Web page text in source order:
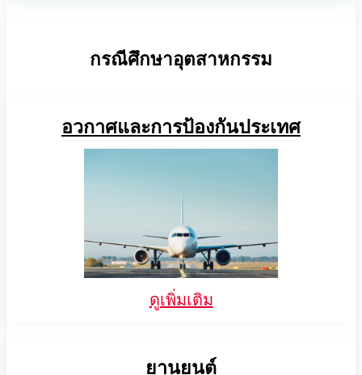
Solmotionหุ่นยนต์นำทางด้วยภาพช่วยให้การตัดขอบ
แผ่นรางด้วย AI เป็นไปอย่างอัตโนมัติ เพิ่มประสิทธิภาพ
META-aivi เปลี่ยนแปลงการตั้งค่าและการตรวจสอบ
ระบบจัดเก็บพลังงาน ด้วยการเพิ่มประสิทธิภาพความ
กระบวนการผลิตยางรถยนต์ด้วยการทำงานร่วมกันอย่าง
การบรรจุสินค้าด้วย AI อัตโนมัติ
กรณีศึกษาอุตสาหกรรม
อวกาศและการป้องกันประเทศ
ดูเพิ่มเติม
ยานยนต์